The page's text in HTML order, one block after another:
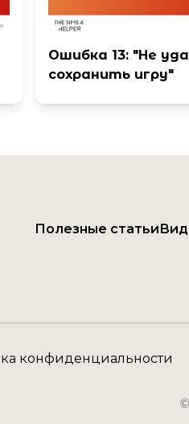
Ошибка 13: "Не
сохранить игру"
Полезные статьи
конфиденциальности